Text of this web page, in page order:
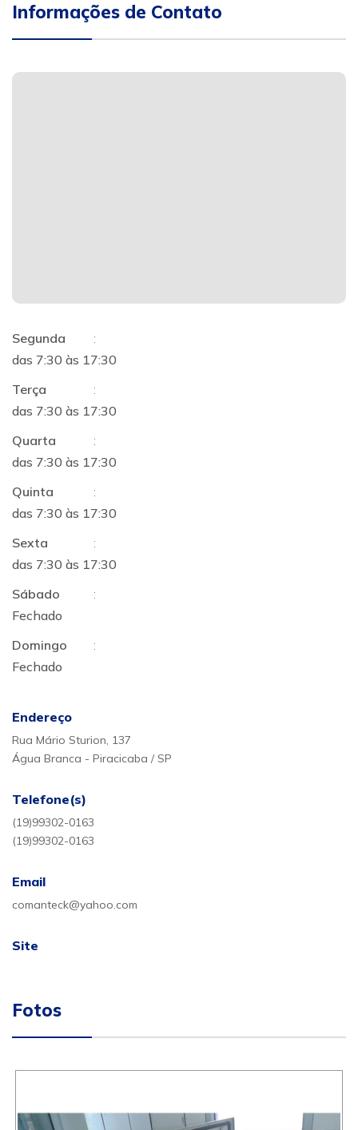
Informações de Contato
Segunda
:
das 7:30 às 17:30
Terça
:
das 7:30 às 17:30
Quarta
:
das 7:30 às 17:30
Quinta
:
das 7:30 às 17:30
Sexta
:
das 7:30 às 17:30
Sábado
:
Fechado
Domingo
:
Fechado
Endereço
Rua Mário Sturion, 137
Água Branca - Piracicaba / SP
Telefone(s)
(19)99302-0163
(19)99302-0163
Email
comanteck@yahoo.com
Site
Fotos